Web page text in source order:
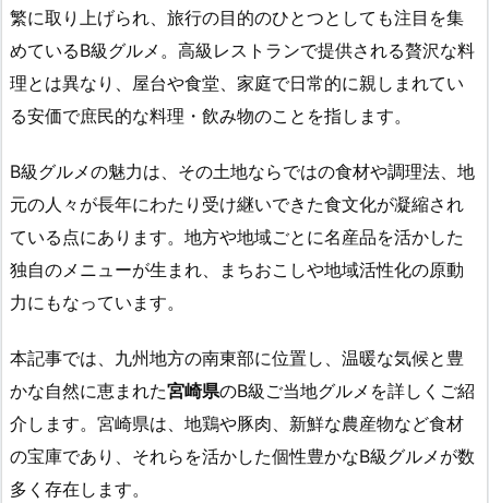
繁に取り上げられ、旅行の目的のひとつとしても注目を集
めているB級グルメ。高級レストランで提供される贅沢な料
理とは異なり、屋台や食堂、家庭で日常的に親しまれてい
る安価で庶民的な料理・飲み物のことを指します。
B級グルメの魅力は、その土地ならではの食材や調理法、地
元の人々が長年にわたり受け継いできた食文化が凝縮され
ている点にあります。地方や地域ごとに名産品を活かした
独自のメニューが生まれ、まちおこしや地域活性化の原動
力にもなっています。
本記事では、九州地方の南東部に位置し、温暖な気候と豊
かな自然に恵まれた宮崎県のB級ご当地グルメを詳しくご紹
介します。宮崎県は、地鶏や豚肉、新鮮な農産物など食材
の宝庫であり、それらを活かした個性豊かなB級グルメが数
多く存在します。